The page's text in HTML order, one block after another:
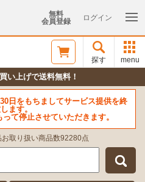
無料
会員登録
ログイン
探す menu
い上げで送料無料！
日をもちましてサービス提供を終
ます。
て停止させていただきます。
取り扱い商品数92280点